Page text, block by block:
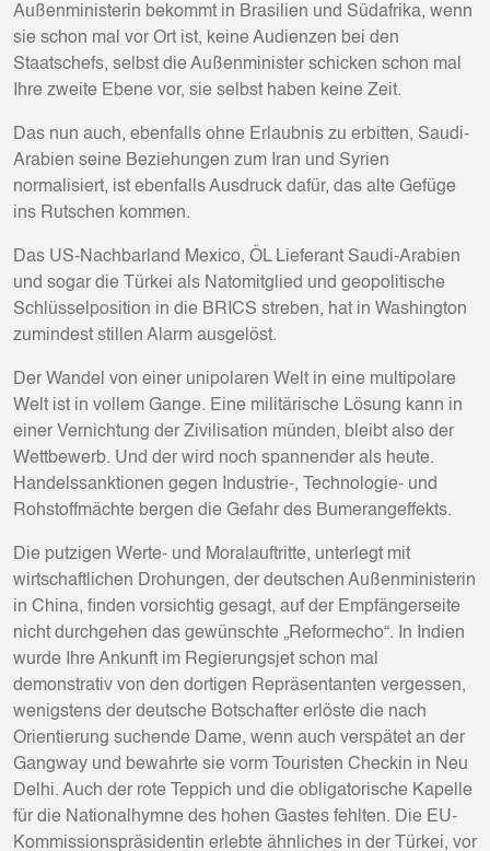
Außenministerin bekommt in Brasilien und Südafrika, wenn
sie schon mal vor Ort ist, keine Audienzen bei den
Staatschefs, selbst die Außenminister schicken schon mal
Ihre zweite Ebene vor, sie selbst haben keine Zeit.
Das nun auch, ebenfalls ohne Erlaubnis zu erbitten, Saudi-
Arabien seine Beziehungen zum Iran und Syrien
normalisiert, ist ebenfalls Ausdruck dafür, das alte Gefüge
ins Rutschen kommen.
Das US-Nachbarland Mexico, ÖL Lieferant Saudi-Arabien
und sogar die Türkei als Natomitglied und geopolitische
Schlüsselposition in die BRICS streben, hat in Washington
zumindest stillen Alarm ausgelöst.
Der Wandel von einer unipolaren Welt in eine multipolare
Welt ist in vollem Gange. Eine militärische Lösung kann in
einer Vernichtung der Zivilisation münden, bleibt also der
Wettbewerb. Und der wird noch spannender als heute.
Handelssanktionen gegen Industrie-, Technologie- und
Rohstoffmächte bergen die Gefahr des Bumerangeffekts.
Die putzigen Werte- und Moralauftritte, unterlegt mit
wirtschaftlichen Drohungen, der deutschen Außenministerin
in China, finden vorsichtig gesagt, auf der Empfängerseite
nicht durchgehen das gewünschte „Reformecho“. In Indien
wurde Ihre Ankunft im Regierungsjet schon mal
demonstrativ von den dortigen Repräsentanten vergessen,
wenigstens der deutsche Botschafter erlöste die nach
Orientierung suchende Dame, wenn auch verspätet an der
Gangway und bewahrte sie vorm Touristen Checkin in Neu
Delhi. Auch der rote Teppich und die obligatorische Kapelle
für die Nationalhymne des hohen Gastes fehlten. Die EU-
Kommissionspräsidentin erlebte ähnliches in der Türkei, vor